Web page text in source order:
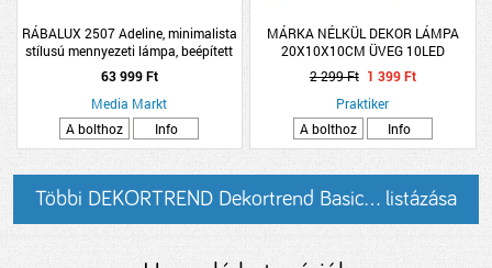
RÁBALUX 2507 Adeline, minimalista
stílusú mennyezeti lámpa, beépített
LED LED 26W matt fehér
63 999 Ft
Media Markt
A bolthoz
Info
MÁRKA NÉLKÜL DEKOR LÁMPA
20X10X10CM ÜVEG 10LED
ELEMMEL
2 299 Ft 1 399 Ft
Praktiker
A bolthoz
Info
Többi DEKORTREND Dekortrend Basic... listázása